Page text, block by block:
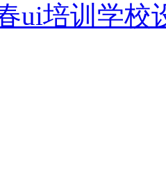
ui培训学校